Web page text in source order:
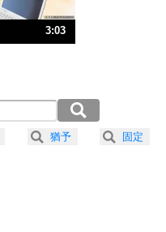
るもの。
怒りを優しさで表現する。
3:03
猶予 固定